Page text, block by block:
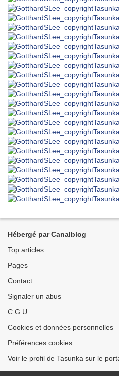
Hébergé par Canalblog
Top articles
Pages
Contact
Signaler un abus
C.G.U.
Cookies et données personnelles
Préférences cookies
Voir le profil de Tasunka sur le